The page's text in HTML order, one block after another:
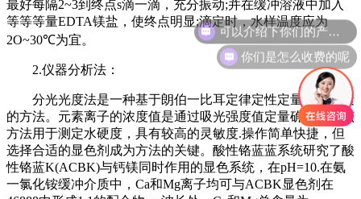
最好每隔2~3到终点s滴一滴，充分振动;并在缓冲溶液中加入
等等等量EDTA镁盐，使终点明显;滴定时，水样温度应为
2O~30℃为宜。
2.仪器分析法：
分光光度法是一种基于朗伯一比耳定律定性定量分析元素
的方法。元素离子的浓度值是通过吸光强度值定量确定的。该
方法用于测定水硬度，具有较高的灵敏度.操作简单快捷，但
选择合适的显色剂成为方法的关键。酸性铬蓝蓝系统研究了酸
性铬蓝K(ACBK)与钙镁同时作用的显色系统，在pH=10.在氨
一氯化铵缓冲介质中，Ca和Mg离子均可与ACBK显色剂在
可以介绍下你们的产品么
你们是怎么收费的呢